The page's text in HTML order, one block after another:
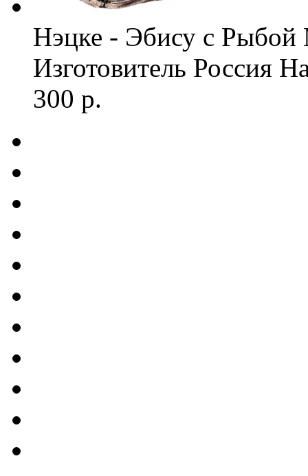
Нэцке - Эбису с Рыбой
Изготовитель Россия
300 р.